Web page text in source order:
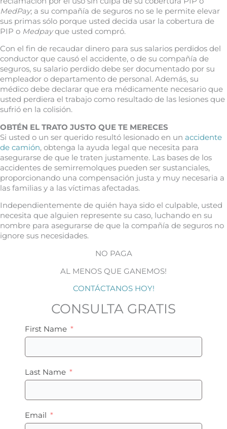
MedPay; a su compañía de seguros no se le permite elevar
sus primas sólo porque usted decida usar la cobertura de
PIP o Medpayque usted compró.
Con el fin de recaudar dinero para sus salarios perdidos del
conductor que causó el accidente, o de su compañía de
seguros, su salario perdido debe ser documentado por su
empleador o departamento de personal. Además, su
médico debe declarar que era médicamente necesario que
usted perdiera el trabajo como resultado de las lesiones que
sufrió en la colisión.
OBTÉN EL TRATO JUSTO QUE TE MERECES
Si usted o un ser querido resultó lesionado en un accidente
de camión, obtenga la ayuda legal que necesita para
asegurarse de que le traten justamente. Las bases de los
accidentes de semirremolques pueden ser sustanciales,
proporcionando una compensación justa y muy necesaria a
las familias y a las víctimas afectadas.
Independientemente de quién haya sido el culpable, usted
necesita que alguien represente su caso, luchando en su
nombre para asegurarse de que la compañía de seguros no
ignore sus necesidades.
NO PAGA
AL MENOS QUE GANEMOS!
CONTÁCTANOS HOY!
CONSULTA GRATIS
First Name
Last Name
Email